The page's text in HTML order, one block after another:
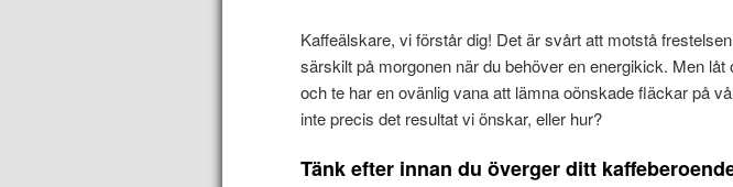
Kaffeälskare, vi förstår dig! Det är svårt att motstå
särskilt på morgonen när du behöver en energikick. Men
och te har en ovänlig vana att lämna oönskade fläckar på
inte precis det resultat vi önskar, eller hur?
Tänk efter innan du överger ditt